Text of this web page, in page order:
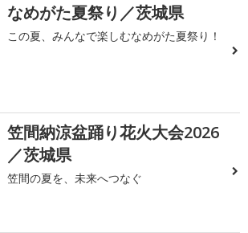
なめがた夏祭り／茨城県
この夏、みんなで楽しむなめがた夏祭り！
笠間納涼盆踊り花火大会2026
／茨城県
笠間の夏を、未来へつなぐ